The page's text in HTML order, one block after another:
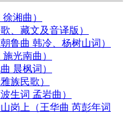
湘曲）
、藏文及音译版）
鲁曲 韩冷、杨树山词）
光南曲）
晨枫词）
族民歌）
生词 孟岩曲）
岗上（王华曲 芮彭年词